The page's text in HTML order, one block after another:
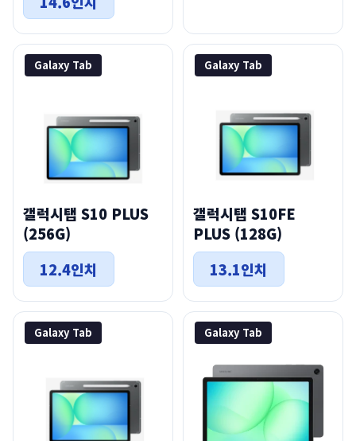
Galaxy Tab
갤럭시탭 S10 PLUS
(256G)
12.4인치
Galaxy Tab
갤럭시탭 S10FE
PLUS (128G)
13.1인치
Galaxy Tab Galaxy Tab